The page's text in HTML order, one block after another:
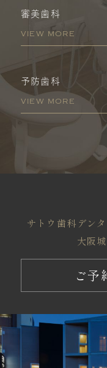
審美歯科
VIEW MORE
予防歯科
VIEW MORE
サトウ歯科 デン
大阪
ご予